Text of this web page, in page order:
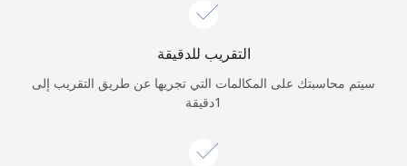
الدخول
متابعة باستخدام
التقريب للدقيقة
سيتم محاسبتك على المكالمات التي تجريها عن طريق التقريب إلى
1دقيقة